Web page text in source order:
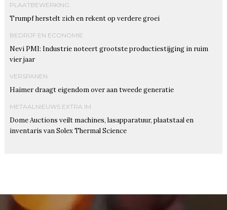
PLAATBEWERKING
Trumpf herstelt zich en rekent op verdere groei
BEDRIJF EN ECONOMIE
Nevi PMI: Industrie noteert grootste productiestijging in ruim
vier jaar
VERSPANEN
Haimer draagt eigendom over aan tweede generatie
METAALNIEUWS EXTRA IM
Dome Auctions veilt machines, lasapparatuur, plaatstaal en
inventaris van Solex Thermal Science